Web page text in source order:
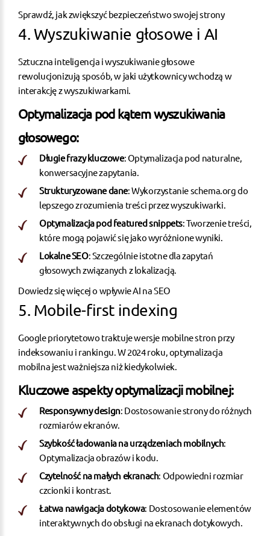
Sprawdź, jak zwiększyć bezpieczeństwo swojej strony
4. Wyszukiwanie głosowe i AI
Sztuczna inteligencja i wyszukiwanie głosowe
rewolucjonizują sposób, w jaki użytkownicy wchodzą w
interakcję z wyszukiwarkami.
Optymalizacja pod kątem wyszukiwania
głosowego:
Długie frazy kluczowe: Optymalizacja pod naturalne,
konwersacyjne zapytania.
Strukturyzowane dane: Wykorzystanie schema.org do
lepszego zrozumienia treści przez wyszukiwarki.
Optymalizacja pod featured snippets: Tworzenie treści,
które mogą pojawić się jako wyróżnione wyniki.
Lokalne SEO: Szczególnie istotne dla zapytań
głosowych związanych z lokalizacją.
Dowiedz się więcej o wpływie AI na SEO
5. Mobile-first indexing
Google priorytetowo traktuje wersje mobilne stron przy
indeksowaniu i rankingu. W 2024 roku, optymalizacja
mobilna jest ważniejsza niż kiedykolwiek.
Kluczowe aspekty optymalizacji mobilnej:
Responsywny design: Dostosowanie strony do różnych
rozmiarów ekranów.
Szybkość ładowania na urządzeniach mobilnych:
Optymalizacja obrazów i kodu.
Czytelność na małych ekranach: Odpowiedni rozmiar
czcionki i kontrast.
Łatwa nawigacja dotykowa: Dostosowanie elementów
interaktywnych do obsługi na ekranach dotykowych.